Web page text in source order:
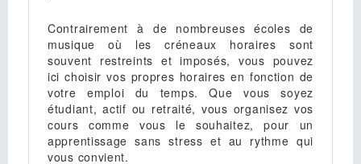
Contrairement à de nombreuses écoles de
musique où les créneaux horaires sont
souvent restreints et imposés, vous pouvez
ici choisir vos propres horaires en fonction de
votre emploi du temps. Que vous soyez
étudiant, actif ou retraité, vous organisez vos
cours comme vous le souhaitez, pour un
apprentissage sans stress et au rythme qui
vous convient.